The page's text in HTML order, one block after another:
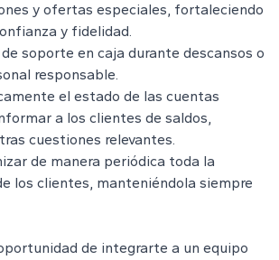
y ofertas especiales, fortaleciendo
y fidelidad.
soporte en caja durante descansos o
responsable.
el estado de las cuentas
a los clientes de saldos,
cuestiones relevantes.
de manera periódica toda la
los clientes, manteniéndola siempre
de integrarte a un equipo